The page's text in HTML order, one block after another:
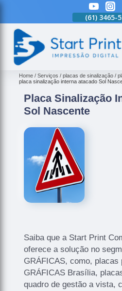
(61) 3465-
Home Serviços placas de sinalização
placa sinalização interna atacado Sol
Placa Sinalização
Sol Nascente
Saiba que a Start Print
oferece a solução no
GRÁFICAS, como, placas
GRÁFICAS Brasília,
quadro de gestão a vista,